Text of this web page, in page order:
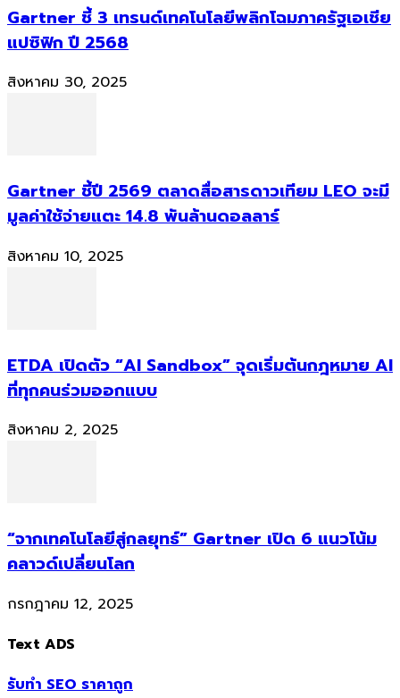
Gartner ชี้ 3 เทรนด์เทคโนโลยีพลิกโฉมภาครัฐเอเชีย
แปซิฟิก ปี 2568
สิงหาคม 30, 2025
Gartner ชี้ปี 2569 ตลาดสื่อสารดาวเทียม LEO จะมี
มูลค่าใช้จ่ายแตะ 14.8 พันล้านดอลลาร์
สิงหาคม 10, 2025
ETDA เปิดตัว “AI Sandbox” จุดเริ่มต้นกฎหมาย AI
ที่ทุกคนร่วมออกแบบ
สิงหาคม 2, 2025
“จากเทคโนโลยีสู่กลยุทธ์” Gartner เปิด 6 แนวโน้ม
คลาวด์เปลี่ยนโลก
กรกฎาคม 12, 2025
Text ADS
รับทำ SEO ราคาถูก